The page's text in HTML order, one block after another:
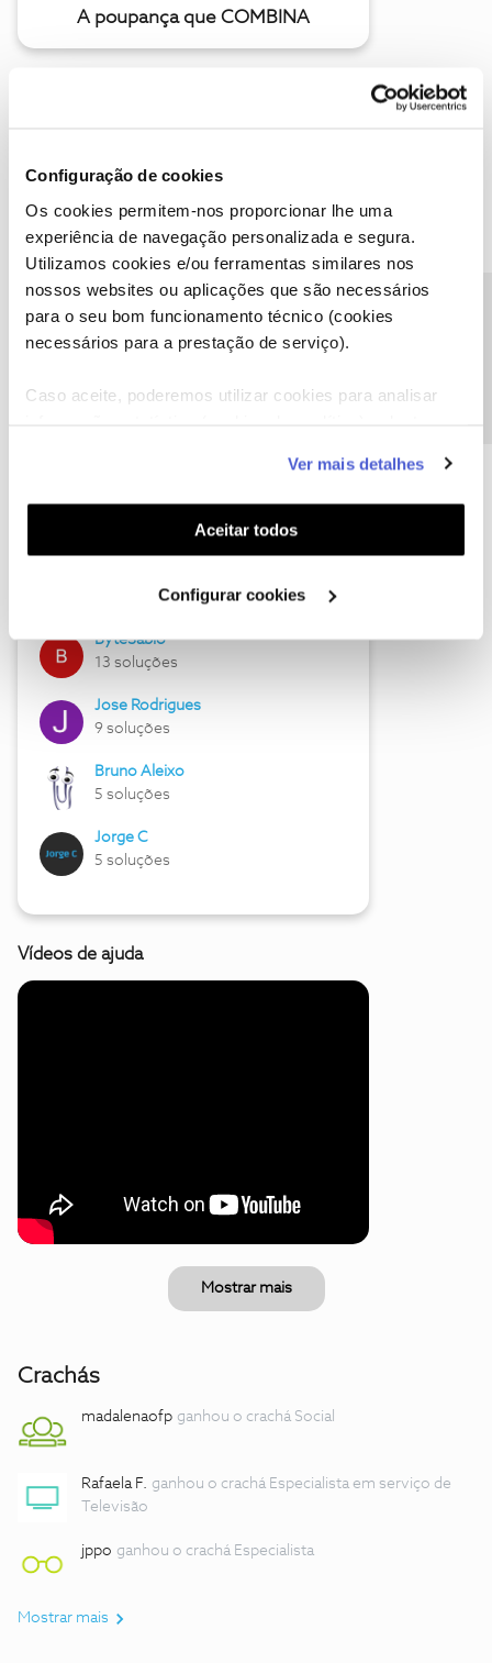
Configuração de cookies
Os cookies permitem-nos proporcionar lhe uma
experiência de navegação personalizada e segura.
Utilizamos cookies e/ou ferramentas similares nos
nossos websites ou aplicações que são necessários
para o seu bom funcionamento técnico (cookies
necessários para a prestação de serviço).
Caso aceite, poderemos utilizar cookies para analisar
funcionalidades (cookies de personalização e
funcionalidade) e adaptar anúncios aos seus interesses
(cookies de publicidade personalizada). Pode gerir a
utilização dos cookies clicando em "Configurar
Ver mais detalhes
Aceitar todos
Configurar cookies
A poupança que COMBINA
Descubra as novidades de julho
Hall of Fame de julho
17 soluções
ByteSábio
13 soluções
Jose Rodrigues
9 soluções
Bruno Aleixo
5 soluções
Jorge C
5 soluções
Vídeos de ajuda
Mostrar mais
Crachás
madalenaofp ganhou o crachá Social
Rafaela F. ganhou o crachá Especialista em serviço de
Televisão
jppo ganhou o crachá Especialista
Mostrar mais